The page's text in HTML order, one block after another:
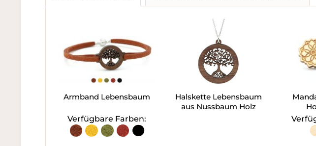
Armband Lebensbaum
Verfügbare Farben:
Halskette Lebensbaum
aus Nussbaum Holz